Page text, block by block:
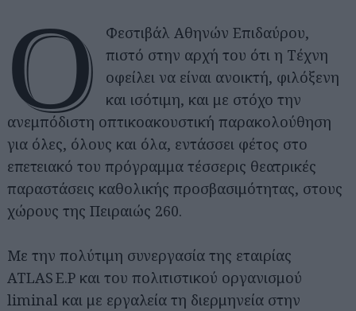
o
Φεστιβάλ Αθηνών Επιδαύρου,
πιστό στην αρχή του ότι η Τέχνη
οφείλει να είναι ανοικτή, φιλόξενη
και ισότιμη, και με στόχο την
ανεμπόδιστη οπτικοακουστική παρακολούθηση
για όλες, όλους και όλα, εντάσσει φέτος στο
επετειακό του πρόγραμμα τέσσερις θεατρικές
παραστάσεις καθολικής προσβασιμότητας, στους
χώρους της Πειραιώς 260.
Με την πολύτιμη συνεργασία τ​ης εταιρίας​
ATLAS E.P και​ του πολιτιστικού οργανισμού​
liminal και με εργαλεία τη διερμηνεία στην